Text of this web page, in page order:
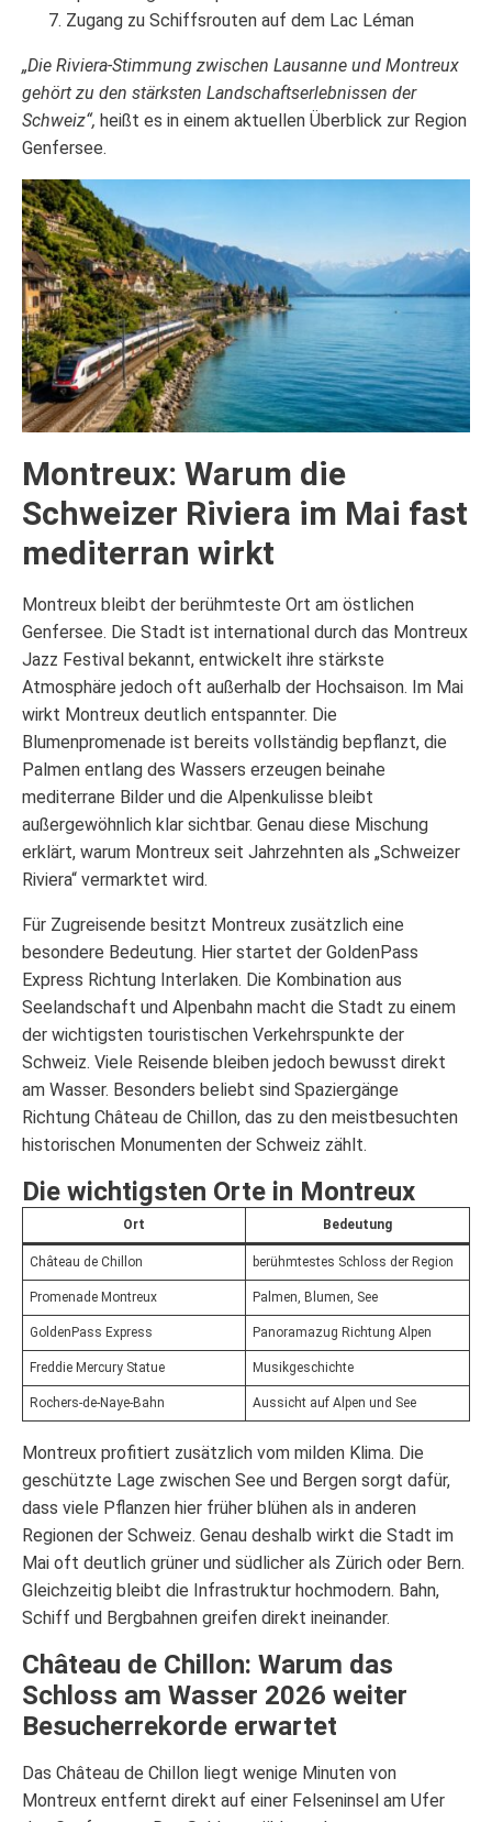
Zugang zu Schiffsrouten auf dem Lac Léman
„Die Riviera-Stimmung zwischen Lausanne und Montreux
gehört zu den stärksten Landschaftserlebnissen der
Schweiz“, heißt es in einem aktuellen Überblick zur Region
Genfersee.
Montreux: Warum die
Schweizer Riviera im Mai fast
mediterran wirkt
Montreux bleibt der berühmteste Ort am östlichen
Genfersee. Die Stadt ist international durch das Montreux
Jazz Festival bekannt, entwickelt ihre stärkste
Atmosphäre jedoch oft außerhalb der Hochsaison. Im Mai
wirkt Montreux deutlich entspannter. Die
Blumenpromenade ist bereits vollständig bepflanzt, die
Palmen entlang des Wassers erzeugen beinahe
mediterrane Bilder und die Alpenkulisse bleibt
außergewöhnlich klar sichtbar. Genau diese Mischung
erklärt, warum Montreux seit Jahrzehnten als „Schweizer
Riviera“ vermarktet wird.
Für Zugreisende besitzt Montreux zusätzlich eine
besondere Bedeutung. Hier startet der GoldenPass
Express Richtung Interlaken. Die Kombination aus
Seelandschaft und Alpenbahn macht die Stadt zu einem
der wichtigsten touristischen Verkehrspunkte der
Schweiz. Viele Reisende bleiben jedoch bewusst direkt
am Wasser. Besonders beliebt sind Spaziergänge
Richtung Château de Chillon, das zu den meistbesuchten
historischen Monumenten der Schweiz zählt.
Die wichtigsten Orte in Montreux
Ort Bedeutung
Château de Chillon berühmtestes Schloss der Region
Promenade Montreux Palmen, Blumen, See
GoldenPass Express Panoramazug Richtung Alpen
Freddie Mercury Statue Musikgeschichte
Rochers-de-Naye-Bahn Aussicht auf Alpen und See
Montreux profitiert zusätzlich vom milden Klima. Die
geschützte Lage zwischen See und Bergen sorgt dafür,
dass viele Pflanzen hier früher blühen als in anderen
Regionen der Schweiz. Genau deshalb wirkt die Stadt im
Mai oft deutlich grüner und südlicher als Zürich oder Bern.
Gleichzeitig bleibt die Infrastruktur hochmodern. Bahn,
Schiff und Bergbahnen greifen direkt ineinander.
Château de Chillon: Warum das
Schloss am Wasser 2026 weiter
Besucherrekorde erwartet
Das Château de Chillon liegt wenige Minuten von
Montreux entfernt direkt auf einer Felseninsel am Ufer